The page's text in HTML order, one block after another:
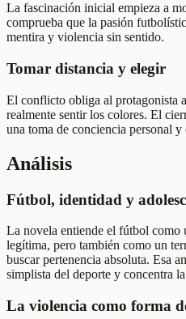
La fascinación inicial empieza a
comprueba que la pasión
mentira y violencia sin sentido.
Tomar distancia y elegir
El conflicto obliga al protagonista
realmente sentir los colores. El
una toma de conciencia personal y
Análisis
Fútbol, identidad y
La novela entiende el fútbol como
legítima, pero también como un
buscar pertenencia absoluta. Esa
simplista del deporte y concentra
La violencia como forma